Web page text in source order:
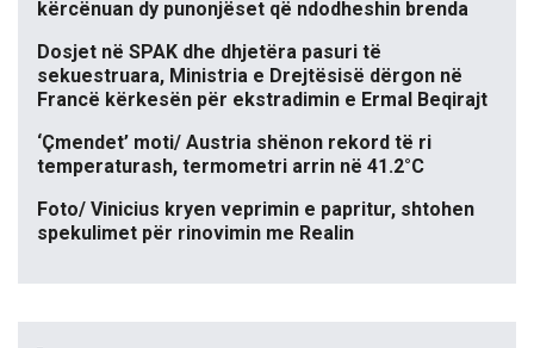
kërcënuan dy punonjëset që ndodheshin brenda
Dosjet në SPAK dhe dhjetëra pasuri të
sekuestruara, Ministria e Drejtësisë dërgon në
Francë kërkesën për ekstradimin e Ermal Beqirajt
‘Çmendet’ moti/ Austria shënon rekord të ri
temperaturash, termometri arrin në 41.2°C
Foto/ Vinicius kryen veprimin e papritur, shtohen
spekulimet për rinovimin me Realin